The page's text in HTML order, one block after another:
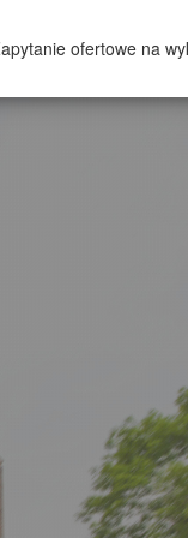
ofertowe na